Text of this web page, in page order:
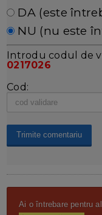
DA (este
NU (nu este
Introdu codul de
0217026
Cod:
Ai o întrebare pentru